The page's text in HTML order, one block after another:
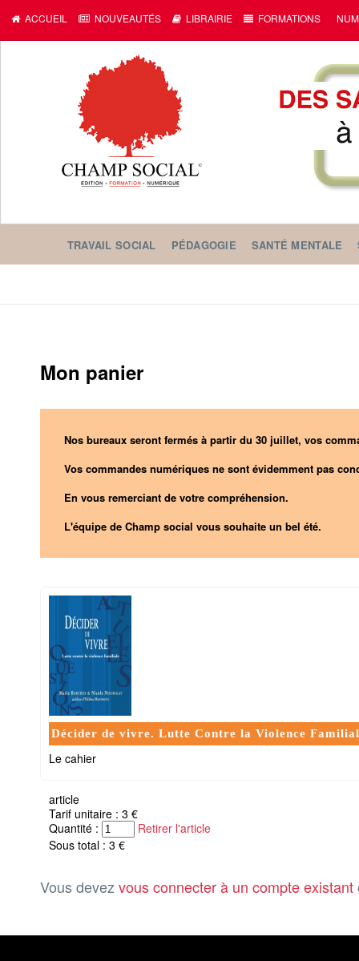
ACCUEIL NOUVEAUTÉS LIBRAIRIE FORMATIONS
TRAVAIL SOCIAL PÉDAGOGIE SANTÉ MENTALE
Mon panier
Nos bureaux seront fermés à partir du 30 juillet, vos
Vos commandes numériques ne sont évidemment pas
En vous remerciant de votre compréhension.
L'équipe de Champ social vous souhaite un bel été.
Décider de vivre. Lutte Contre la Violence
Le cahier
article
Tarif unitaire : 3 €
Quantité :
Retirer l'article
Sous total : 3 €
Vous devez vous connecter à un compte existant